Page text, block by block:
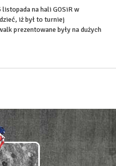
na hali GOSiR w
iż był to turniej
prezentowane były na dużych